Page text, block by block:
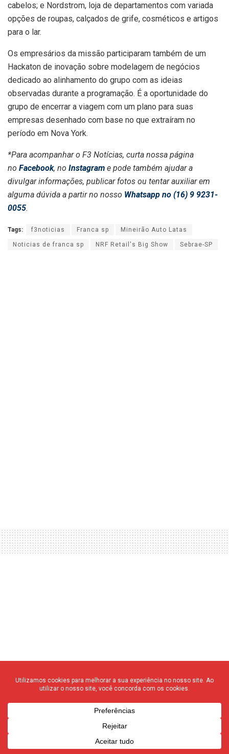
cabelos; e Nordstrom, loja de departamentos com variada
opções de roupas, calçados de grife, cosméticos e artigos
para o lar.
Os empresários da missão participaram também de um
Hackaton de inovação sobre modelagem de negócios
dedicado ao alinhamento do grupo com as ideias
observadas durante a programação. É a oportunidade do
grupo de encerrar a viagem com um plano para suas
empresas desenhado com base no que extraíram no
período em Nova York.
*Para acompanhar o F3 Notícias, curta nossa página
no Facebook, no Instagram e pode também ajudar a
divulgar informações, publicar fotos ou tentar auxiliar em
alguma dúvida a partir no nosso Whatsapp no (16) 9 9231-
0055.
Tags: f3noticias Franca sp Mineirão Auto Latas
Noticias de franca sp NRF Retail's Big Show Sebrae-SP